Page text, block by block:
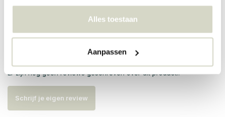
Alles toestaan
Aanpassen
EAN 5711173354740
Er zijn nog geen reviews geschreven over dit product..
Schrijf je eigen review